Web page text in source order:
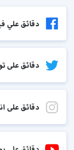
دقائق علي
دقائق على
دقائق على